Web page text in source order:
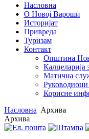
Насловна
О Новој Вароши
Историјат
Привреда
Туризам
Контакт
Општина
Калцеларија
Матична
Корисне
Насловна Архива
Архива